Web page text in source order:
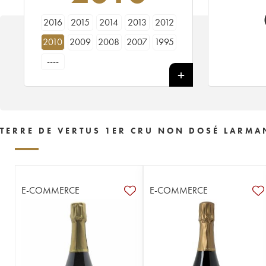
2016 2015 2014 2013
2012
2010
2009 2008 2007
1995
----
TERRE DE VERTUS 1ER CRU NON DOSÉ
E-COMMERCE E-COMMERCE